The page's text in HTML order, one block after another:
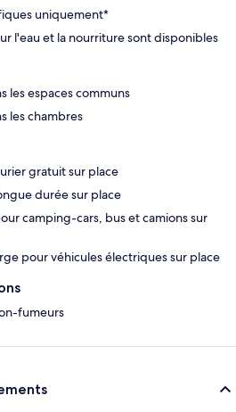
uniquement*
l'eau et la nourriture sont disponibles
les espaces communs
les chambres
gratuit sur place
durée sur place
camping-cars, bus et camions sur
pour véhicules électriques sur place
fumeurs